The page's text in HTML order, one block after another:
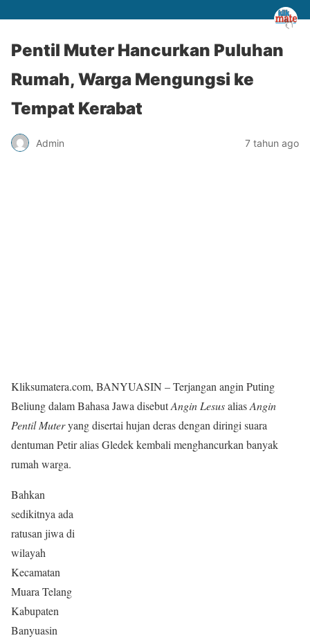
Pentil Muter Hancurkan Puluhan
Rumah, Warga Mengungsi ke
Tempat Kerabat
Admin 7 tahun ago
Kliksumatera.com, BANYUASIN – Terjangan angin Puting
Beliung dalam Bahasa Jawa disebutAngin LesusaliasAngin
Pentil Muteryang disertai hujan deras dengan diringi suara
dentuman Petir alias Gledek kembali menghancurkan banyak
rumah warga.
Bahkan
sedikitnya ada
ratusan jiwa di
wilayah
Kecamatan
Muara Telang
Kabupaten
Banyuasin